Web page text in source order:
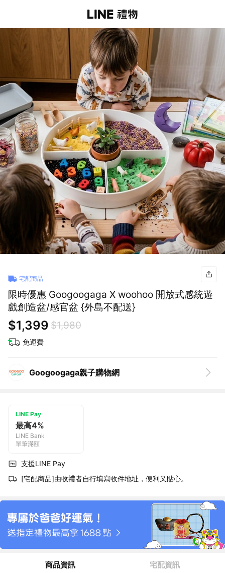
宅配商品
限時優惠 Googoogaga X woohoo 開放式感統遊
戲創造盆/感官盆 {外島不配送}
$1,399 $1,980
免運費
Googoogaga親子購物網
LINE Pay
最高4%
LINE Bank
單筆滿額
支援LINE Pay
[宅配商品]由收禮者自行填寫收件地址，便利又貼心。
商品資訊 宅配資訊